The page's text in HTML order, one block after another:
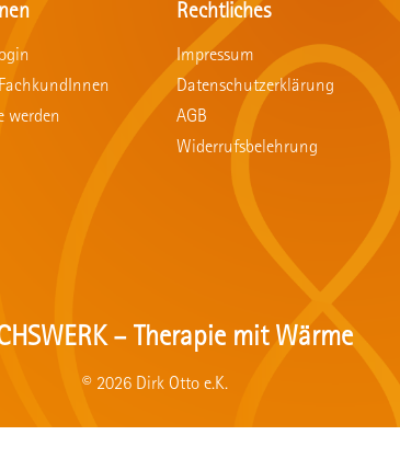
werden
Rechtliches
Impressum
Datenschutzerklärung
AGB
Widerrufsbelehrung
– Therapie mit Wärme
© 2026 Dirk Otto e.K.